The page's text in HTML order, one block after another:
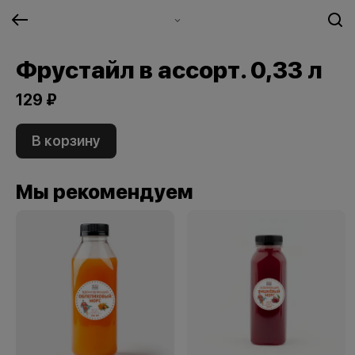
Фрустайл в ассорт. 0,33 л
129 ₽
В корзину
Мы рекомендуем